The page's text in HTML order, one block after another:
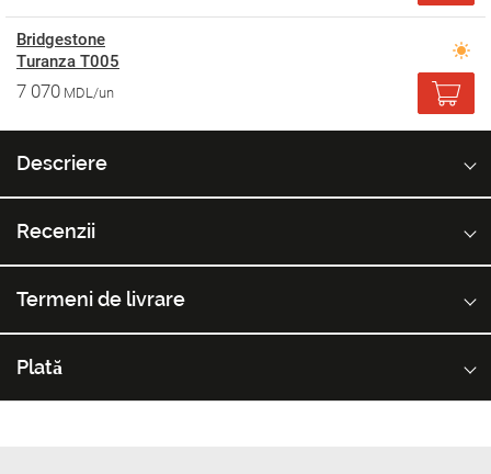
Bridgestone
Turanza T005
7 070 MDL/un
Descriere
Recenzii
Termeni de livrare
Plată